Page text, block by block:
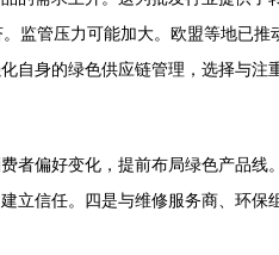
监管压力可能加大。欧盟等地已推
自身的绿色供应链管理，选择与
偏好变化，提前布局绿色产品线
立信任。四是与维修服务商、环